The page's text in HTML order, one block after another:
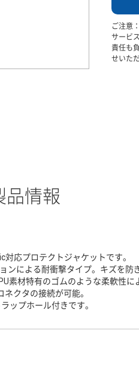
ご注意
サービ
責任も
せいた
品情報
応プロテクトジャケットです。
ンによる耐衝撃タイプ。キズを防
素材特有のゴムのような柔軟性に
クタの接続が可能。
ップホール付きです。